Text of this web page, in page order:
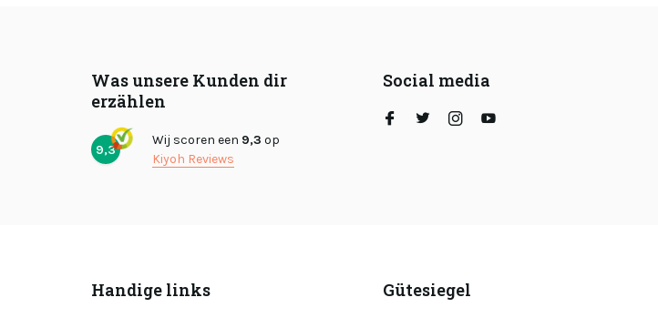
Was unsere Kunden dir
erzählen
9,3
Wij scoren een 9,3 op
Kiyoh Reviews
Social media
Handige links Gütesiegel